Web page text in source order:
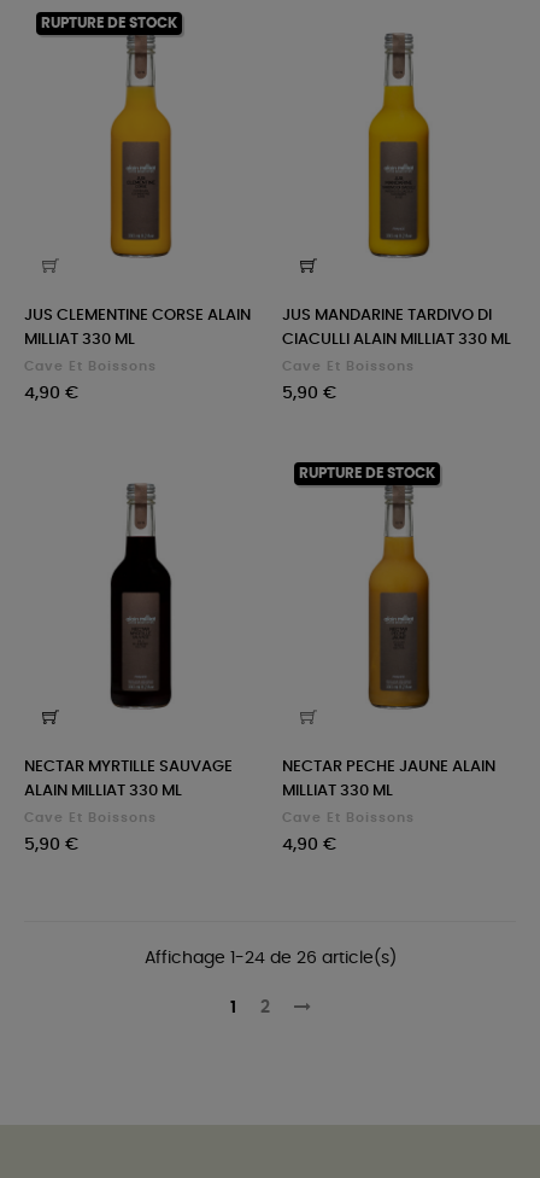
RUPTURE DE STOCK
JUS CLEMENTINE CORSE ALAIN
MILLIAT 330 ML
Cave Et Boissons
Prix
4,90 €
JUS MANDARINE TARDIVO DI
CIACULLI ALAIN MILLIAT 330 ML
Cave Et Boissons
Prix
5,90 €
NECTAR MYRTILLE SAUVAGE
ALAIN MILLIAT 330 ML
Cave Et Boissons
Prix
5,90 €
RUPTURE DE STOCK
NECTAR PECHE JAUNE ALAIN
MILLIAT 330 ML
Cave Et Boissons
Prix
4,90 €
Affichage 1-24 de 26 article(s)
1 2